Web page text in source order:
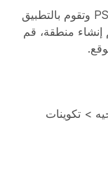
تحدد المناطق أماكن مختلفة لشبكة PSTN وتقوم بالتطبيق
إنشاء منطقة، قم
> تكوينات